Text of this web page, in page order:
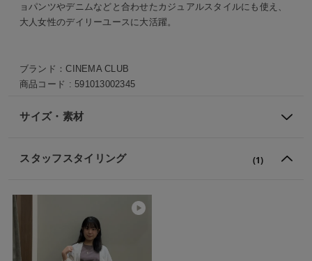
ョパンツやデニムなどと合わせたカジュアルスタイルにも使え、
大人女性のデイリーユースに大活躍。
ブランド：CINEMA CLUB
商品コード : 591013002345
サイズ・素材
スタッフスタイリング (1)